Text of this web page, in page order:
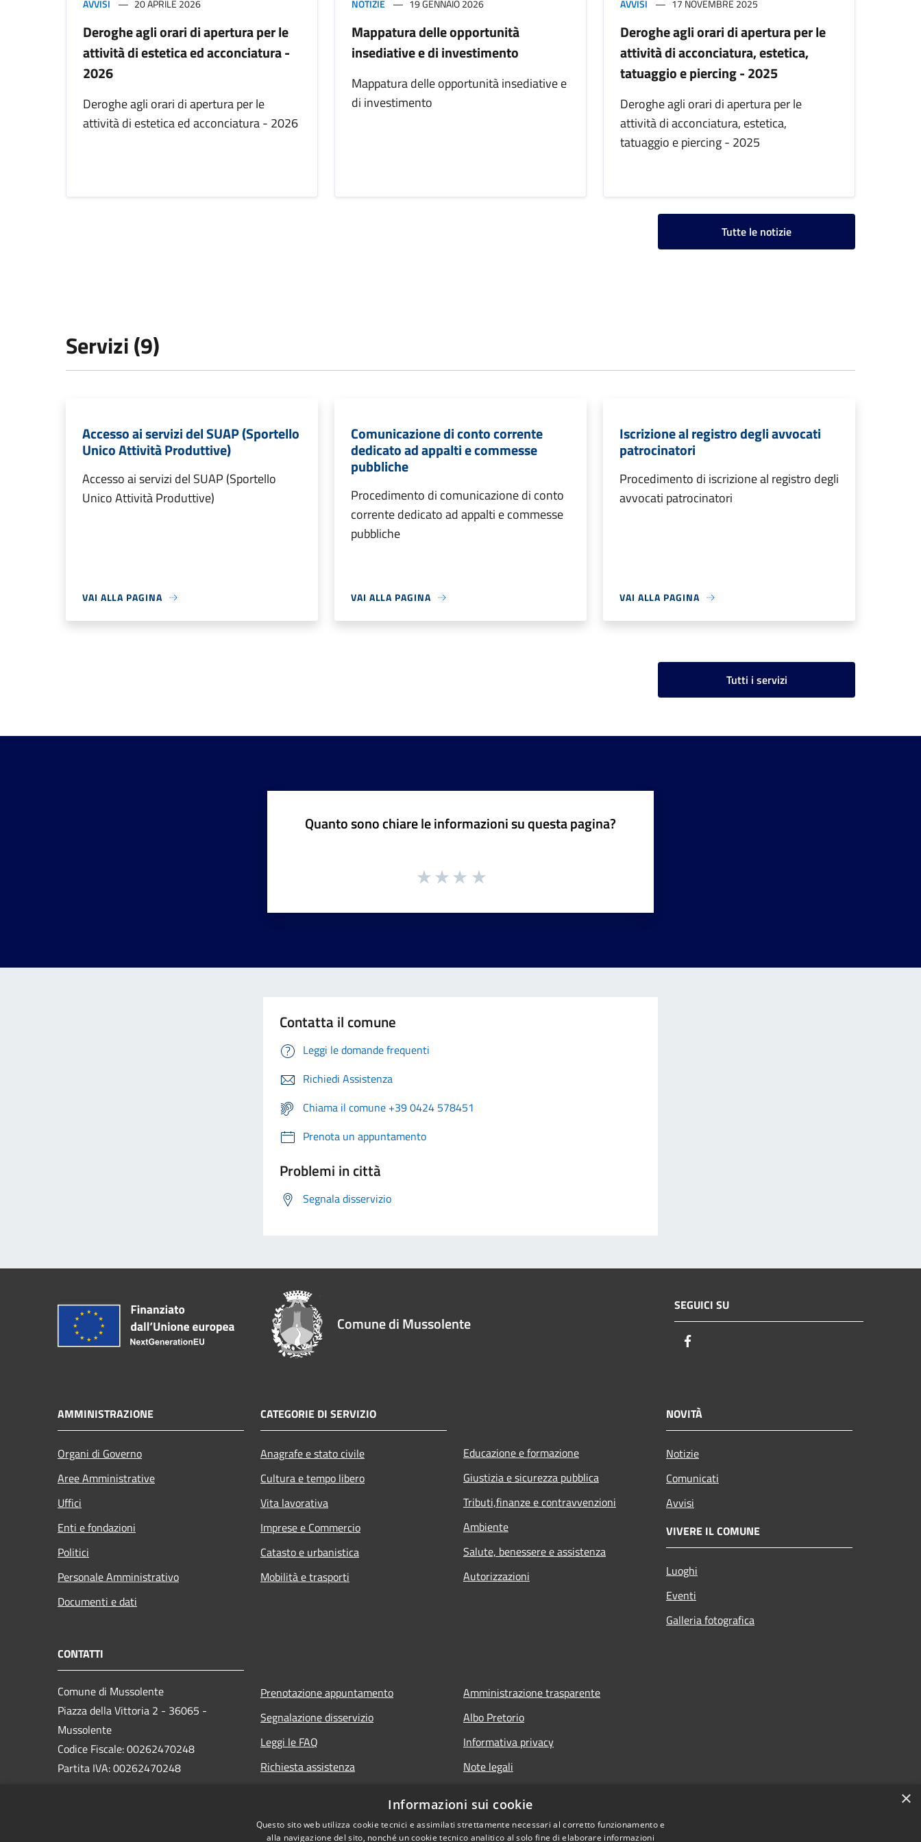
AVVISI 20 APRILE 2026
Deroghe agli orari di apertura per le
attività di estetica ed acconciatura -
2026
Deroghe agli orari di apertura per le
attività di estetica ed acconciatura - 2026
NOTIZIE 19 GENNAIO 2026
Mappatura delle opportunità
insediative e di investimento
Mappatura delle opportunità insediative e
di investimento
AVVISI 17 NOVEMBRE 2025
Deroghe agli orari di apertura per le
attività di acconciatura, estetica,
tatuaggio e piercing - 2025
Deroghe agli orari di apertura per le
attività di acconciatura, estetica,
tatuaggio e piercing - 2025
Tutte le notizie
Servizi (9)
Accesso ai servizi del SUAP (Sportello
Unico Attività Produttive)
Accesso ai servizi del SUAP (Sportello
Unico Attività Produttive)
VAI ALLA PAGINA
Comunicazione di conto corrente
dedicato ad appalti e commesse
pubbliche
Procedimento di comunicazione di conto
corrente dedicato ad appalti e commesse
pubbliche
VAI ALLA PAGINA
Iscrizione al registro degli avvocati
patrocinatori
Procedimento di iscrizione al registro degli
avvocati patrocinatori
VAI ALLA PAGINA
Tutti i servizi
Quanto sono chiare le informazioni su questa pagina?
Contatta il comune
Leggi le domande frequenti
Richiedi Assistenza
Chiama il comune +39 0424 578451
Prenota un appuntamento
Problemi in città
Segnala disservizio
Comune di Mussolente
SEGUICI SU
AMMINISTRAZIONE
Organi di Governo
Aree Amministrative
Uffici
Enti e fondazioni
Politici
Personale Amministrativo
Documenti e dati
CATEGORIE DI SERVIZIO
Anagrafe e stato civile
Cultura e tempo libero
Vita lavorativa
Imprese e Commercio
Catasto e urbanistica
Mobilità e trasporti
Educazione e formazione
Giustizia e sicurezza pubblica
Tributi,finanze e contravvenzioni
Ambiente
Salute, benessere e assistenza
Autorizzazioni
NOVITÀ
Notizie
Comunicati
Avvisi
VIVERE IL COMUNE
Luoghi
Eventi
Galleria fotografica
CONTATTI
Comune di Mussolente
Piazza della Vittoria 2 - 36065 -
Mussolente
Codice Fiscale: 00262470248
Partita IVA: 00262470248
Prenotazione appuntamento
Segnalazione disservizio
Leggi le FAQ
Richiesta assistenza
Amministrazione trasparente
Albo Pretorio
Informativa privacy
Note legali
×
Informazioni sui cookie
Questo sito web utilizza cookie tecnici e assimilati strettamente necessari al corretto funzionamento e
alla navigazione del sito, nonché un cookie tecnico analitico al solo fine di elaborare informazioni